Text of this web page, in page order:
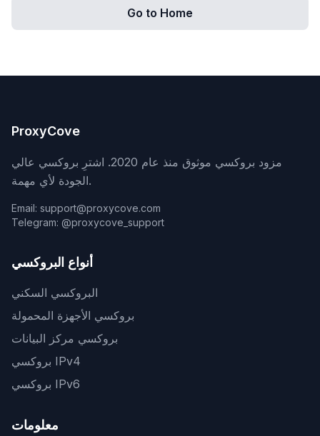
Go to Home
ProxyCove
مزود بروكسي موثوق منذ عام 2020. اشترِ بروكسي عالي
الجودة لأي مهمة.
Email: support@proxycove.com
Telegram: @proxycove_support
أنواع البروكسي
البروكسي السكني
بروكسي الأجهزة المحمولة
بروكسي مركز البيانات
بروكسي IPv4
بروكسي IPv6
معلومات